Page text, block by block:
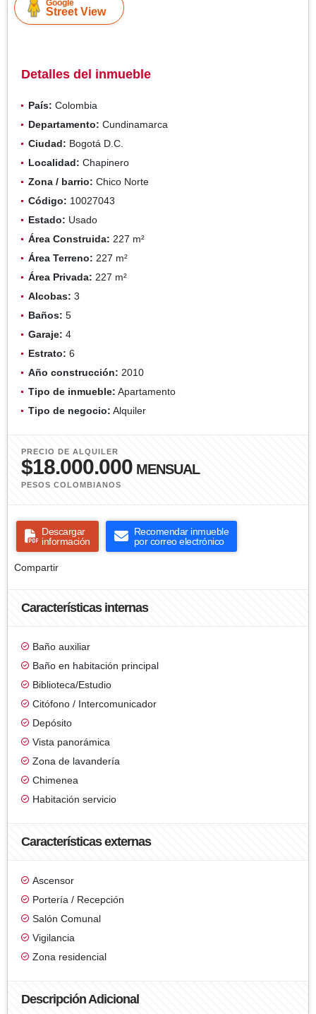
Google
Street View
Detalles del inmueble
País: Colombia
Departamento: Cundinamarca
Ciudad: Bogotá D.C.
Localidad: Chapinero
Zona / barrio: Chico Norte
Código: 10027043
Estado: Usado
Área Construida: 227 m²
Área Terreno: 227 m²
Área Privada: 227 m²
Alcobas: 3
Baños: 5
Garaje: 4
Estrato: 6
Año construcción: 2010
Tipo de inmueble: Apartamento
Tipo de negocio: Alquiler
PRECIO DE ALQUILER
$18.000.000 MENSUAL
PESOS COLOMBIANOS
Descargar
información
Recomendar inmueble
por correo electrónico
Compartir
Características internas
Baño auxiliar
Baño en habitación principal
Biblioteca/Estudio
Citófono / Intercomunicador
Depósito
Vista panorámica
Zona de lavandería
Chimenea
Habitación servicio
Características externas
Ascensor
Portería / Recepción
Salón Comunal
Vigilancia
Zona residencial
Descripción Adicional